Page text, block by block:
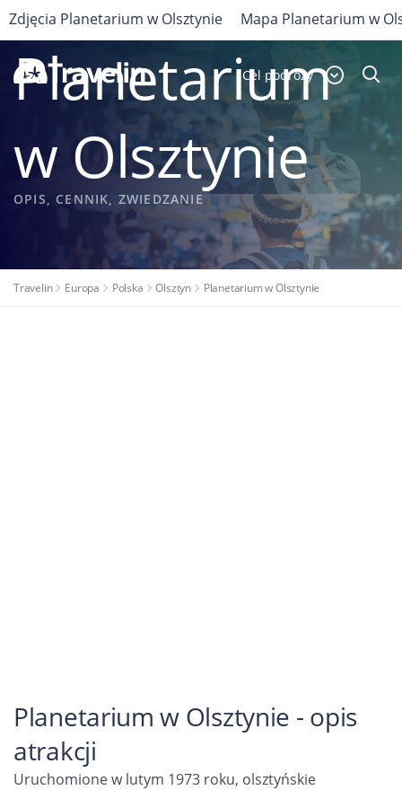
Cel podróży
POLSKA
Planetarium
w Olsztynie
OPIS, CENNIK, ZWIEDZANIE
Travelin Europa Polska Olsztyn Planetarium w Olsztynie
Zdjęcia Planetarium w Olsztynie Mapa Planetarium w
Planetarium w Olsztynie - opis
atrakcji
Uruchomione w lutym 1973 roku, olsztyńskie